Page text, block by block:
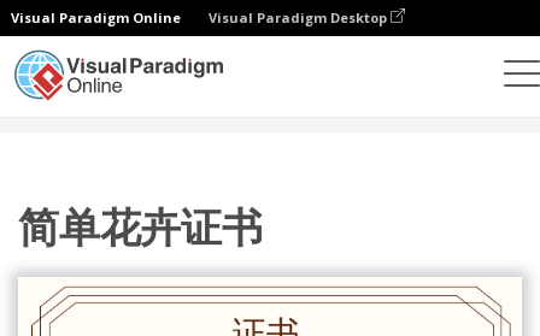
Visual Paradigm Online Visual Paradigm Desktop
简单花卉证书